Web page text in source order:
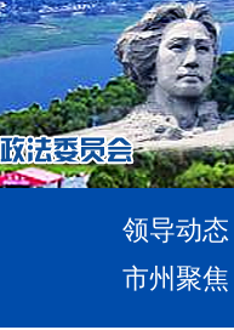
领导动态
市州聚焦